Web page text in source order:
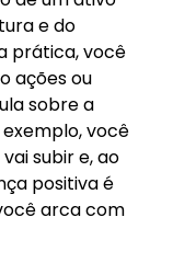
e do
prática, você
ações ou
sobre a
você
subir e, ao
positiva é
arca com